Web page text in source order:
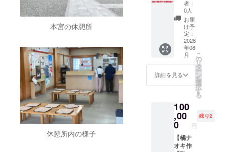
本宮の休憩所
休憩所内の様子
ます ※
梱包・
送料含
平体や
縮小す
る場合
がござ
いま
す。 ※
こちら
のコー
スでは
記載と
なりま
す。 ※
細部デ
ザイン
は変更
に番組
収録し
配信い
たしま
す。 ・
提供方
法：
2026年
8月〜10
月まで
に清水
会場
（エス
クリエ
イト）
へお越
しいた
オキが
世界に
一つの
ハート
の作品
を描き
ます。
印刷に
よる複
製品で
は感じ
い、
キャン
バスに
描いた
原画な
らでは
謝の気
持ちを
込め
て、お
礼の
メッ
セージ
をお送
りしま
す。 支
援者の
の応援
がイベ
ントの
力で
す。
メール
者：
0人
お届
け予
定：
2026
年08
月
詳細を見る
こ
の
リ
タ
ー
ン
を
選
択
す
る
100
,00
0 円
残り2
【橘ナ
オキ作